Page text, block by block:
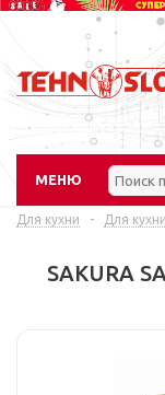
МЕНЮ
Для кухни - Для
SAKURA